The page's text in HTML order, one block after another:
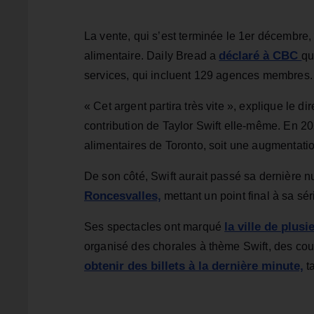
La vente, qui s’est terminée le 1er
alimentaire. Daily Bread a déclaré à CBC
services, qui incluent 129 agences membres.
« Cet argent partira très vite », explique le
contribution de Taylor Swift elle-même. En
alimentaires de Toronto, soit une
De son côté, Swift aurait passé sa dernière
Roncesvalles, mettant un point final à sa
Ses spectacles ont marqué la ville de
organisé des chorales à thème Swift, des
obtenir des billets à la dernière minute,